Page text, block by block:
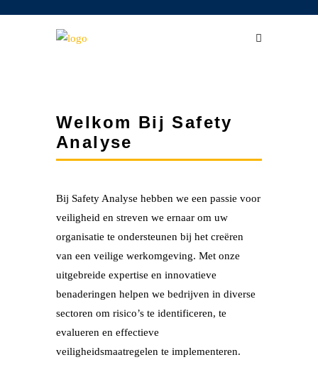
Welkom Bij Safety
Analyse
Bij Safety Analyse hebben we een passie voor
veiligheid en streven we ernaar om uw
organisatie te ondersteunen bij het creëren
van een veilige werkomgeving. Met onze
uitgebreide expertise en innovatieve
benaderingen helpen we bedrijven in diverse
sectoren om risico’s te identificeren, te
evalueren en effectieve
veiligheidsmaatregelen te implementeren.